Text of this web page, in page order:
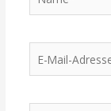
Mail-